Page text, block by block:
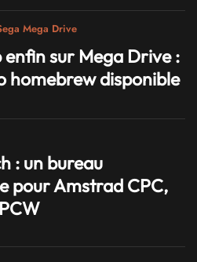
Mega Drive
enfin sur Mega Drive :
homebrew disponible
: un bureau
pour Amstrad CPC,